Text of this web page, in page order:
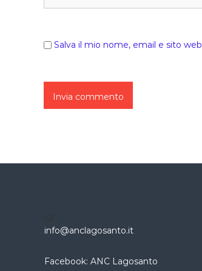
Salva il mio nome, email e sito
info@anclagosanto.it
Facebook: ANC Lagosanto